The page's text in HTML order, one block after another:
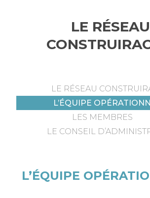
LE RÉSEAU
LE RÉSEAU
L’ÉQUIPE
LES MEMBRES
LE CONSEIL
L’ÉQUIPE